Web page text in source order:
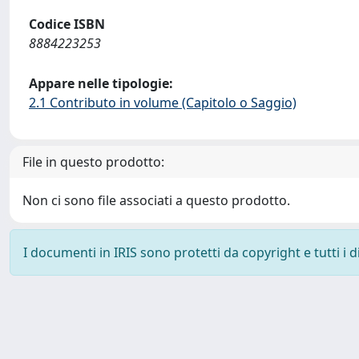
Codice ISBN
8884223253
Appare nelle tipologie:
2.1 Contributo in volume (Capitolo o Saggio)
File in questo prodotto:
Non ci sono file associati a questo prodotto.
I documenti in IRIS sono protetti da copyright e tutti i